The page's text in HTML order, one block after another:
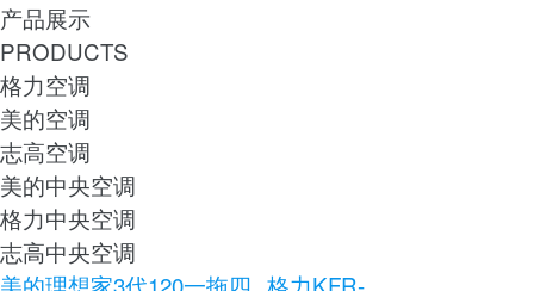
产品展示
PRODUCTS
格力空调
美的空调
志高空调
美的中央空调
格力中央空调
志高中央空调
美的理想家3代120一拖四 格力KFR-